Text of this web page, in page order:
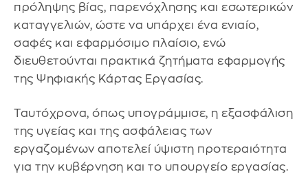
πρόληψης βίας, παρενόχλησης και εσωτερικών
καταγγελιών, ώστε να υπάρχει ένα ενιαίο,
σαφές και εφαρμόσιμο πλαίσιο, ενώ
διευθετούνται πρακτικά ζητήματα εφαρμογής
της Ψηφιακής Κάρτας Εργασίας.
Ταυτόχρονα, όπως υπογράμμισε, η εξασφάλιση
της υγείας και της ασφάλειας των
εργαζομένων αποτελεί ύψιστη προτεραιότητα
για την κυβέρνηση και το υπουργείο εργασίας.